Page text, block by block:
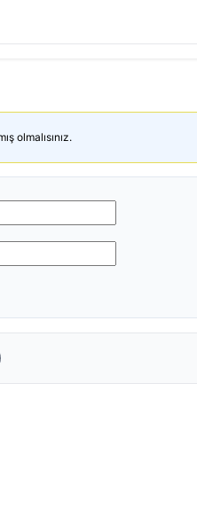
olmalısınız.